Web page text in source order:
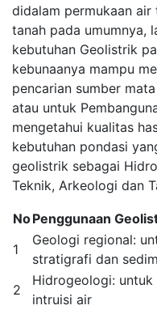
didalam permukaan
tanah pada umumnya,
kebutuhan Geolistrik
kebunaanya mampu
pencarian sumber
atau untuk
mengetahui kualitas
kebutuhan pondasi
geolistrik sebagai
Teknik, Arkeologi dan
NoPenggunaan
1
Geologi regional:
stratigrafi dan
2
Hidrogeologi: untuk
intruisi air